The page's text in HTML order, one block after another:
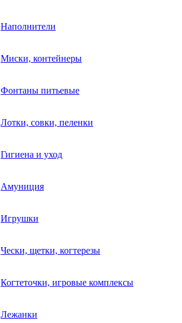
Наполнители
Миски, контейнеры
Фонтаны питьевые
Лотки, совки, пеленки
Гигиена и уход
Амуниция
Игрушки
Чески, щетки, когтерезы
Когтеточки, игровые комплексы
Лежанки